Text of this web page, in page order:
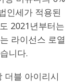
인세가 적용된
2021년부터는
라이선스 로열
니다.
더블 아이리시